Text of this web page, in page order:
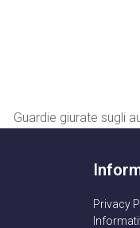
articolo
Guardie giurate sugli
Privacy